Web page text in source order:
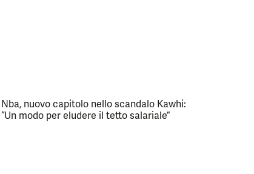
Nba, nuovo capitolo nello scandalo Kawhi:
“Un modo per eludere il tetto salariale”